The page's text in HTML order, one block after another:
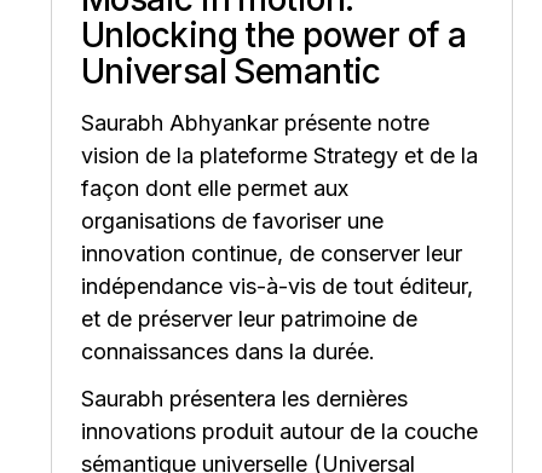
Unlocking the power of a
Universal Semantic
Saurabh Abhyankar présente notre
vision de la plateforme Strategy et de la
façon dont elle permet aux
organisations de favoriser une
innovation continue, de conserver leur
indépendance vis-à-vis de tout éditeur,
et de préserver leur patrimoine de
connaissances dans la durée.
Saurabh présentera les dernières
innovations produit autour de la couche
sémantique universelle (Universal